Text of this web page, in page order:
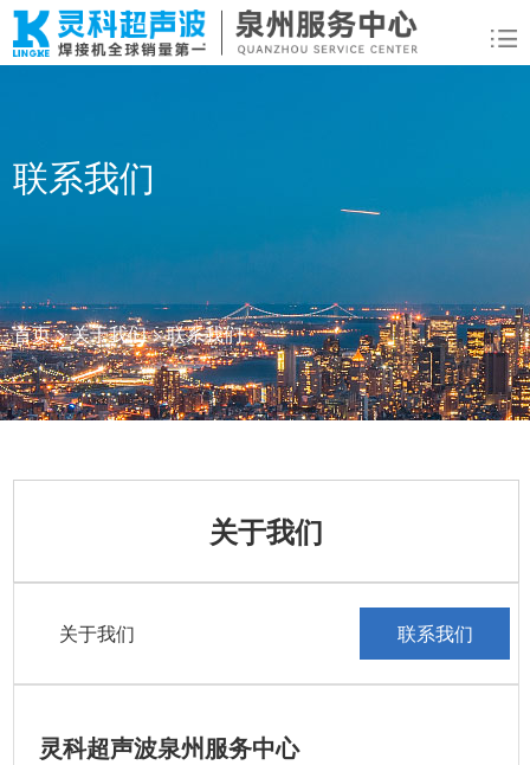
联系我们
首页>关于我们>联系我们
关于我们
关于我们 联系我们
灵科超声波泉州服务中心